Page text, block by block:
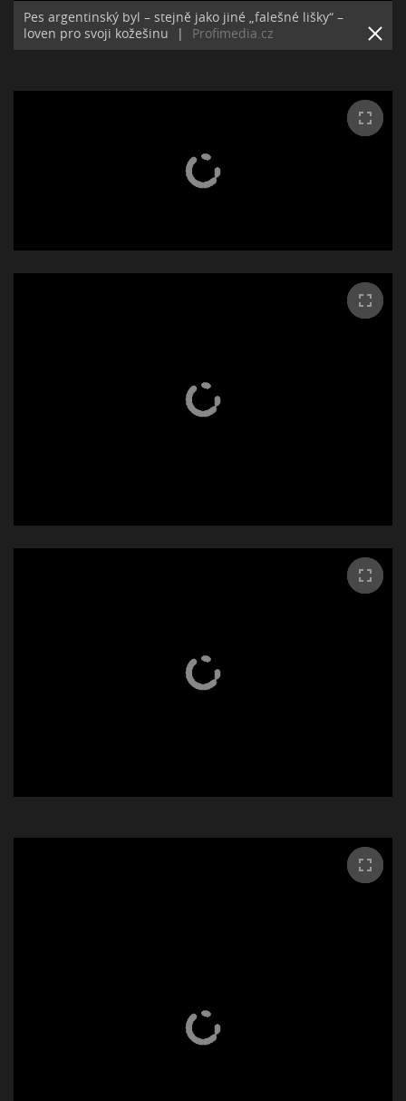
Pes argentinský byl – stejně jako jiné „falešné lišky“ –
loven pro svoji kožešinu
| Profimedia.cz